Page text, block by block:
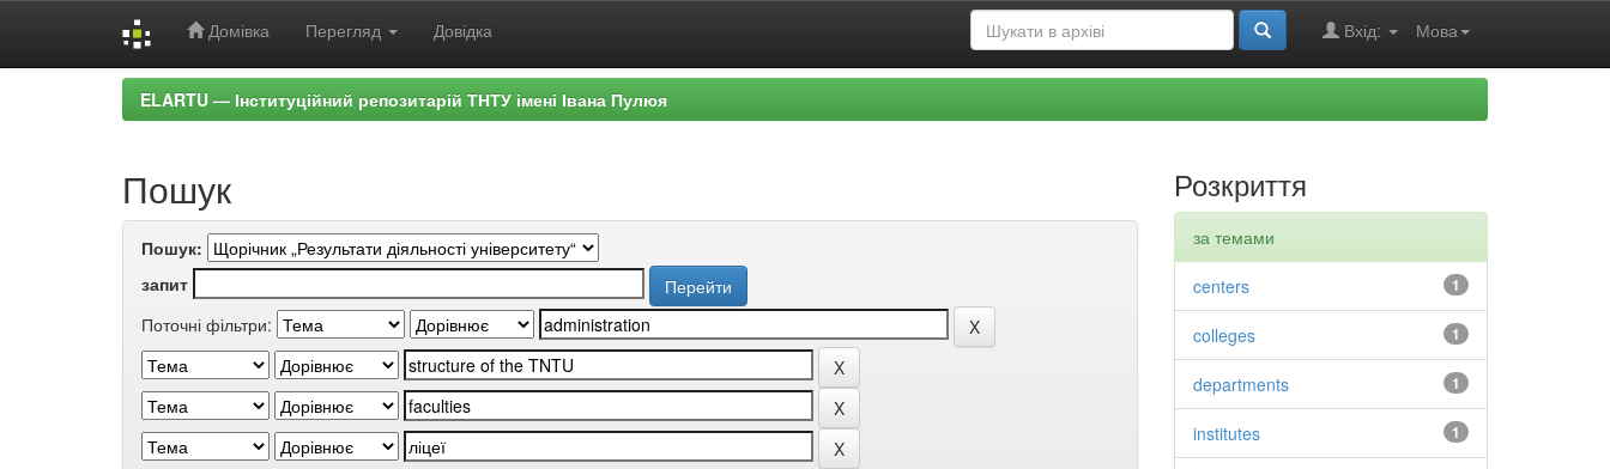
Домівка Перегляд Довідка Мова
Вхід:
ELARTU — Інституційний репозитарій ТНТУ імені Івана Пулюя
Пошук
Пошук:
запит
Поточні фільтри:
Розкриття
за темами
1
centers
1
colleges
1
departments
1
institutes